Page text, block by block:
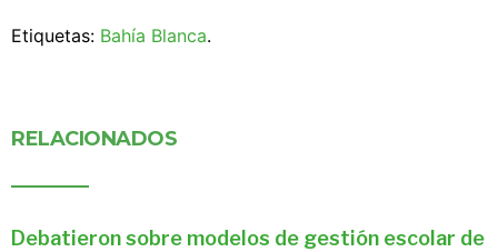
Etiquetas: Bahía Blanca.
RELACIONADOS
Debatieron sobre modelos de gestión escolar de